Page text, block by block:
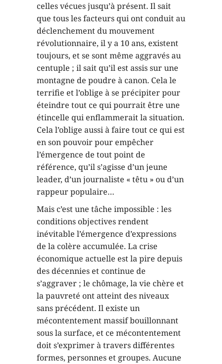
celles vécues jusqu’à présent. Il sait
que tous les facteurs qui ont conduit au
déclenchement du mouvement
révolutionnaire, il y a 10 ans, existent
toujours, et se sont même aggravés au
centuple ; il sait qu’il est assis sur une
montagne de poudre à canon. Cela le
terrifie et l’oblige à se précipiter pour
éteindre tout ce qui pourrait être une
étincelle qui enflammerait la situation.
Cela l’oblige aussi à faire tout ce qui est
en son pouvoir pour empêcher
l’émergence de tout point de
référence, qu’il s’agisse d’un jeune
leader, d’un journaliste « têtu » ou d’un
rappeur populaire…
Mais c’est une tâche impossible : les
conditions objectives rendent
inévitable l’émergence d’expressions
de la colère accumulée. La crise
économique actuelle est la pire depuis
des décennies et continue de
s’aggraver ; le chômage, la vie chère et
la pauvreté ont atteint des niveaux
sans précédent. Il existe un
mécontentement massif bouillonnant
sous la surface, et ce mécontentement
doit s’exprimer à travers différentes
formes, personnes et groupes. Aucune